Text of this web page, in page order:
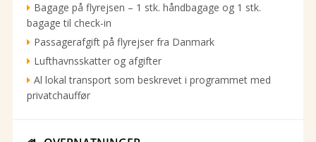
Bagage på flyrejsen – 1 stk. håndbagage og 1 stk.
bagage til check-in
Passagerafgift på flyrejser fra Danmark
Lufthavnsskatter og afgifter
Al lokal transport som beskrevet i programmet med
privatchauffør